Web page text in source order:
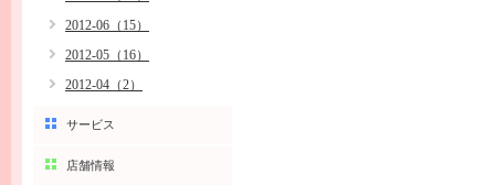
2012-06（15）
2012-05（16）
2012-04（2）
サービス
店舗情報